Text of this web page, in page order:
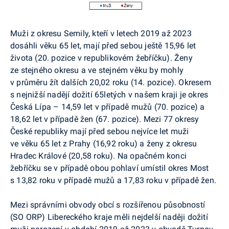
Muži z okresu Semily, kteří v letech 2019 až 2023
dosáhli věku 65 let, mají před sebou ještě 15,96 let
života (20. pozice v republikovém žebříčku). Ženy
ze stejného okresu a ve stejném věku by mohly
v průměru žít dalších 20,02 roku (14. pozice). Okresem
s nejnižší nadějí dožití 65letých v našem kraji je okres
Česká Lípa – 14,59 let v případě mužů (70. pozice) a
18,62 let v případě žen (67. pozice). Mezi 77 okresy
České republiky mají před sebou nejvíce let muži
ve věku 65 let z Prahy (16,92 roku) a ženy z okresu
Hradec Králové (20,58 roku). Na opačném konci
žebříčku se v případě obou pohlaví umístil okres Most
s 13,82 roku v případě mužů a 17,83 roku v případě žen.
Mezi správními obvody obcí s rozšířenou působností
(SO ORP) Libereckého kraje měli nejdelší naději dožití